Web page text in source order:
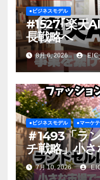
●ビジネスモデル
#1527｢楽天
長戦略へ
8月 6, 2026
●ビジネスモデル ●マーケ
＃1493「ラ
チ戦略」小
になる方法
7月 10, 2026